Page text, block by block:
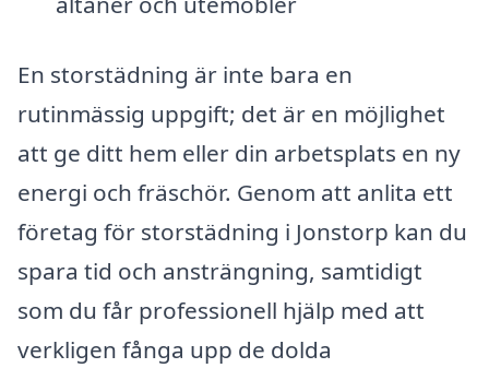
En storstädning är inte bara en
rutinmässig uppgift; det är en möjlighet
att ge ditt hem eller din arbetsplats en ny
energi och fräschör. Genom att anlita ett
företag för storstädning i Jonstorp kan du
spara tid och ansträngning, samtidigt
som du får professionell hjälp med att
verkligen fånga upp de dolda